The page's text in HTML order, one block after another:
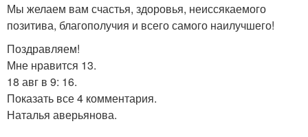
Мы желаем вам счастья, здоровья, неиссякаемого
позитива, благополучия и всего самого наилучшего!
Поздравляем!
Мне нравится 13.
18 авг в 9: 16.
Показать все 4 комментария.
Наталья аверьянова.